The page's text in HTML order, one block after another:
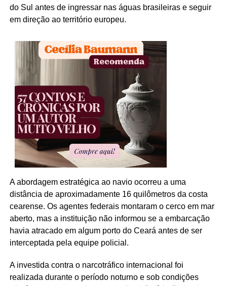
do Sul antes de ingressar nas águas brasileiras e seguir
em direção ao território europeu.
A abordagem estratégica ao navio ocorreu a uma
distância de aproximadamente 16 quilômetros da costa
cearense. Os agentes federais montaram o cerco em mar
aberto, mas a instituição não informou se a embarcação
havia atracado em algum porto do Ceará antes de ser
interceptada pela equipe policial.
A investida contra o narcotráfico internacional foi
realizada durante o período noturno e sob condições